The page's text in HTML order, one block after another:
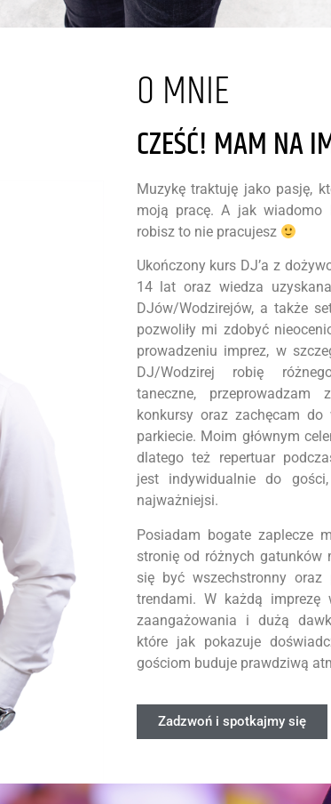
O MNIE
CZEŚĆ! MAM NA
Muzykę traktuję jako pasję,
moją pracę. A jak wiadomo
robisz to nie pracujesz
Ukończony kurs DJ’a z
14 lat oraz wiedza
DJów/Wodzirejów, a także
pozwoliły mi zdobyć
prowadzeniu imprez, w
DJ/Wodzirej robię
taneczne, przeprowadzam
konkursy oraz zachęcam
parkiecie. Moim głównym
dlatego też repertuar
jest indywidualnie do
najważniejsi.
Posiadam bogate zaplecze
stronię od różnych gatunków
się być wszechstronny
trendami. W każdą imprezę
zaangażowania i dużą
które jak pokazuje
gościom buduje prawdziwą
Zadzwoń i spotkajmy się